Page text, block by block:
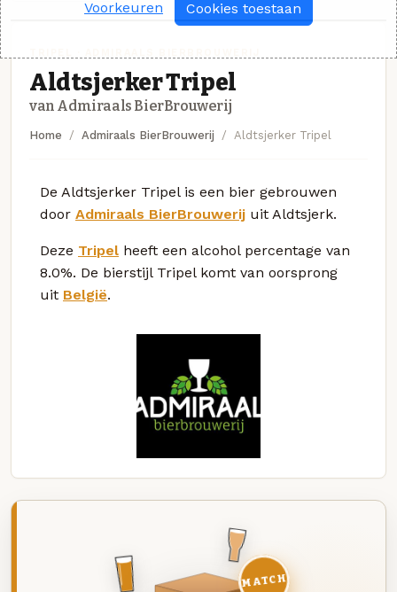
Aldtsjerker Tripel
van Admiraals BierBrouwerij
Home Admiraals BierBrouwerij Aldtsjerker Tripel
De Aldtsjerker Tripel is een bier gebrouwen
door Admiraals BierBrouwerij uit Aldtsjerk.
Deze Tripel heeft een alcohol percentage van
8.0%. De bierstijl Tripel komt van oorsprong
uit België.
MATCH
Voorkeuren Cookies toestaan